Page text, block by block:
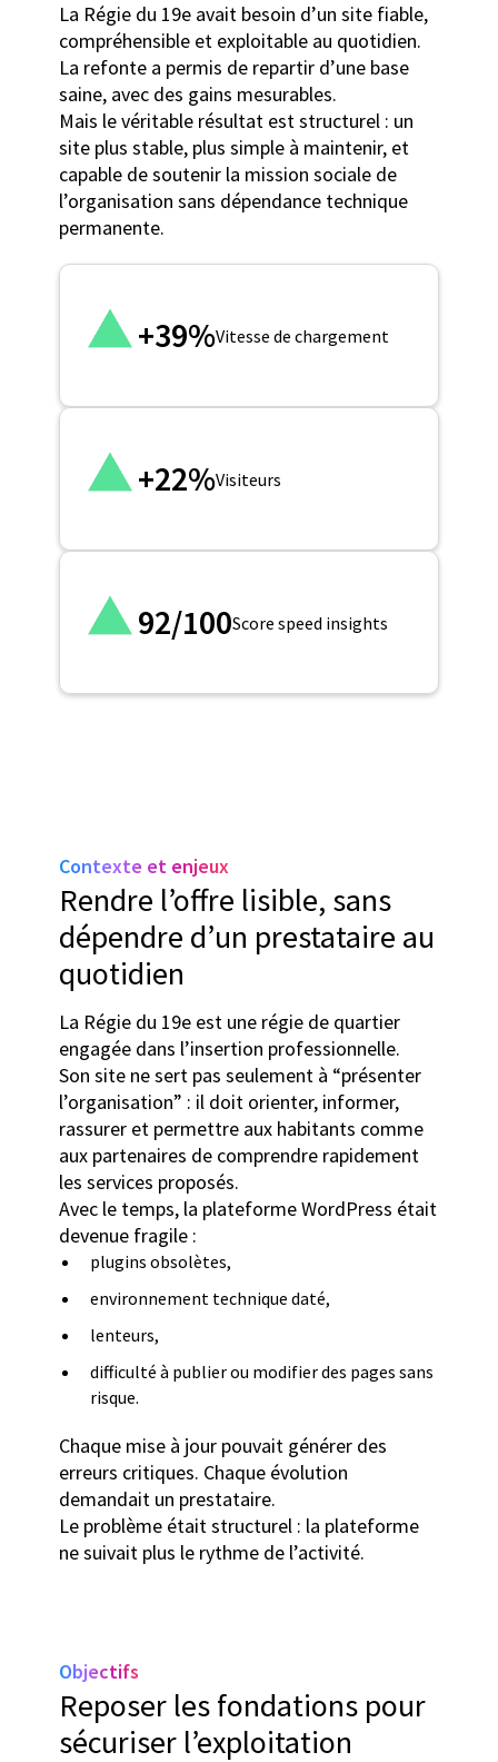
La Régie du 19e avait besoin d’un site fiable,
compréhensible et exploitable au quotidien.
La refonte a permis de repartir d’une base
saine, avec des gains mesurables.
Mais le véritable résultat est structurel : un
site plus stable, plus simple à maintenir, et
capable de soutenir la mission sociale de
l’organisation sans dépendance technique
permanente.
+39%Vitesse de chargement
+22%Visiteurs
92/100Score speed insights
Contexte et enjeux
Rendre l’offre lisible, sans
dépendre d’un prestataire au
quotidien
La Régie du 19e est une régie de quartier
engagée dans l’insertion professionnelle.
Son site ne sert pas seulement à “présenter
l’organisation” : il doit orienter, informer,
rassurer et permettre aux habitants comme
aux partenaires de comprendre rapidement
les services proposés.
Avec le temps, la plateforme WordPress était
devenue fragile :
plugins obsolètes,
environnement technique daté,
lenteurs,
difficulté à publier ou modifier des pages sans
risque.
Chaque mise à jour pouvait générer des
erreurs critiques. Chaque évolution
demandait un prestataire.
Le problème était structurel : la plateforme
ne suivait plus le rythme de l’activité.
Objectifs
Reposer les fondations pour
sécuriser l’exploitation